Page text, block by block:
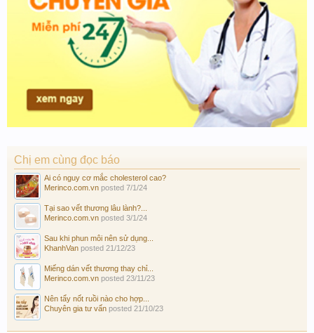
Chị em cùng đọc báo
Ai có nguy cơ mắc cholesterol cao?
Merinco.com.vn posted 7/1/24
Tại sao vết thương lâu lành?...
Merinco.com.vn posted 3/1/24
Sau khi phun môi nên sử dụng...
KhanhVan posted 21/12/23
Miếng dán vết thương thay chỉ...
Merinco.com.vn posted 23/11/23
Nên tẩy nốt ruồi nào cho hợp...
Chuyên gia tư vấn posted 21/10/23